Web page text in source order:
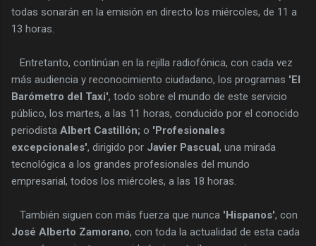
todas sonarán en la emisión en directo los miércoles, de 11 a
13 horas.
Entretanto, continúan en la rejilla radiofónica, con cada vez
más audiencia y reconocimiento ciudadano, los programas 'El
Barómetro del Taxi', todo sobre el mundo de este servicio
público, los martes, a las 11 horas, conducido por el conocido
periodista Albert Castillón; o 'Profesionales
excepcionales', dirigido por Javier Pascual , una mirada
tecnológica a los grandes profesionales del mundo
empresarial, todos los miércoles, a las 18 horas.
También siguen con más fuerza que nunca 'Hispanos', con
José Alberto Zamorano, con toda la actualidad de esta cada